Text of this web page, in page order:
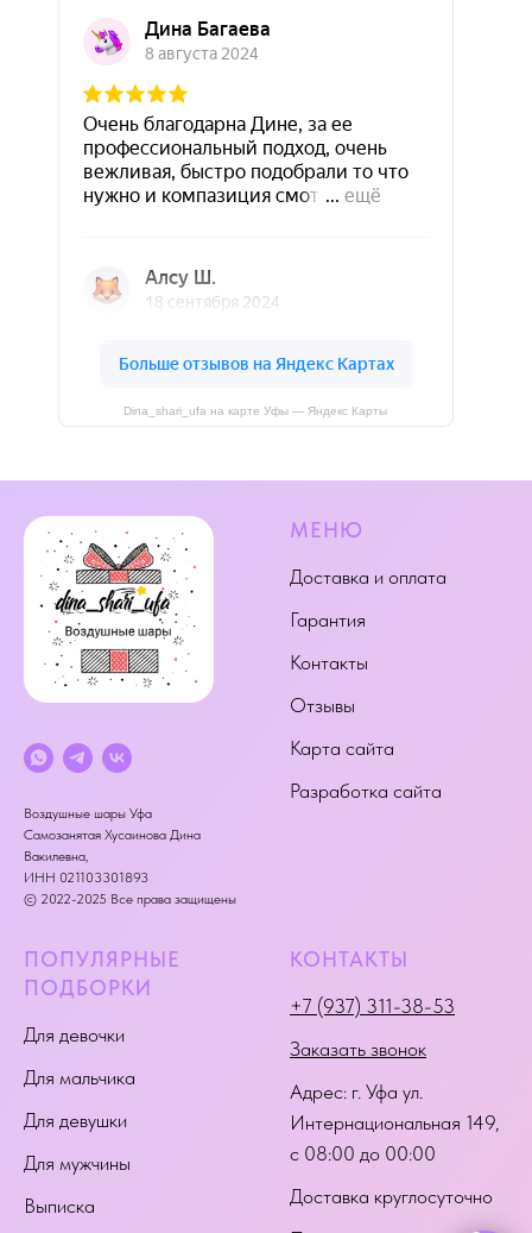
Dina_shari_ufa на карте Уфы — Яндекс Карты
Воздушные шары Уфа
Самозанятая Хусаинова Дина
Вакилевна,
ИНН 021103301893
© 2022-2025 Все права защищены
МЕНЮ
Доставка и оплата
Гарантия
Контакты
Отзывы
Карта сайта
Разработка сайта
ПОПУЛЯРНЫЕ
ПОДБОРКИ
Для девочки
Для мальчика
Для девушки
Для мужчины
Выписка
КОНТАКТЫ
+7 (937) 311-38-53
Заказать звонок
Адрес: г. Уфа ул.
Интернациональная 149,
с 08:00 до 00:00
Доставка круглосуточно